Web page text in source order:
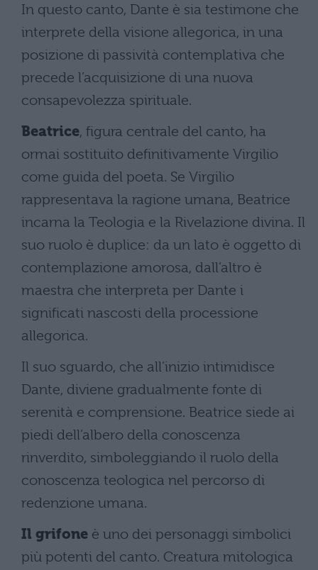
In questo canto, Dante è sia testimone che
interprete della visione allegorica, in una
posizione di passività contemplativa che
precede l’acquisizione di una nuova
consapevolezza spirituale.
Beatrice, figura centrale del canto, ha
ormai sostituito definitivamente Virgilio
come guida del poeta. Se Virgilio
rappresentava la ragione umana, Beatrice
incarna la Teologia e la Rivelazione divina. Il
suo ruolo è duplice: da un lato è oggetto di
contemplazione amorosa, dall’altro è
maestra che interpreta per Dante i
significati nascosti della processione
allegorica.
Il suo sguardo, che all’inizio intimidisce
Dante, diviene gradualmente fonte di
serenità e comprensione. Beatrice siede ai
piedi dell’albero della conoscenza
rinverdito, simboleggiando il ruolo della
conoscenza teologica nel percorso di
redenzione umana.
Il grifone è uno dei personaggi simbolici
più potenti del canto. Creatura mitologica